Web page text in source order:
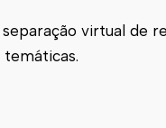
virtual de